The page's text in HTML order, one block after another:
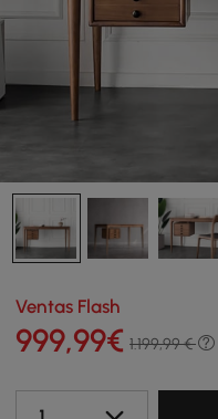
Ventas Flash
999,99€ 1.199,99 €